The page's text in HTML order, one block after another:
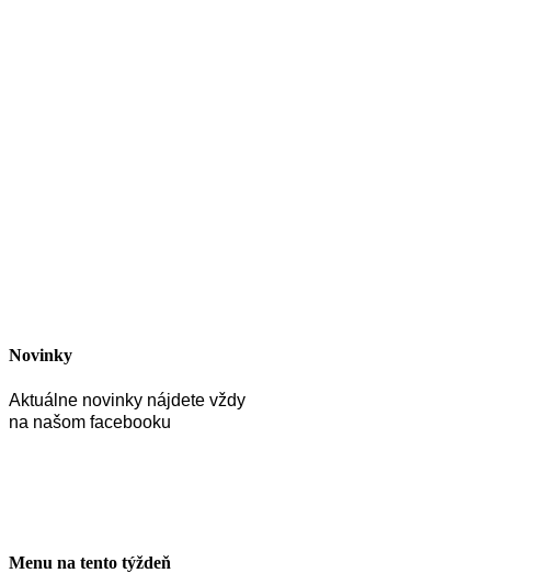
Novinky
Aktuálne novinky nájdete vždy
na našom facebooku
Menu na tento týždeň